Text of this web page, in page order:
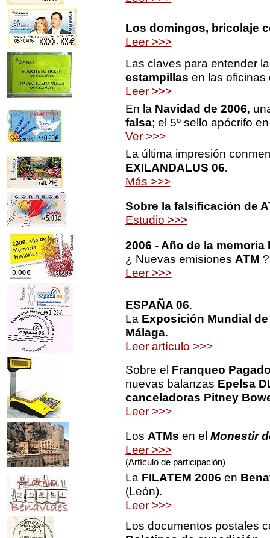
Los domingos, bricolaje
Leer >>>
Las claves para entender
estampillas en las
Leer >>>
En la Navidad de 2006,
falsa; el 5º sello apócrifo
Ver >>>
La última impresión
EXILANDALUS 06.
Más >>>
Sobre la falsificación de
Estudio >>>
2006 - Año de la memoria
¿ Nuevas emisiones ATM ?
Leer >>>
ESPAÑA 06.
La Exposición Mundial
Málaga.
Leer artículo >>>
Sobre el Franqueo
nuevas balanzas Epelsa
canceladoras Pitney
Leer >>>
Los ATMs en el Monestir
Leer >>>
(Artículo de participación)
La FILATEM 2006 en
(León).
Leer >>>
Los documentos postales